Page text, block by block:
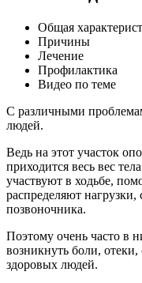
Общая
Причины
Лечение
Профилактика
Видео по теме
С различными
людей.
Ведь на этот участок
приходится весь вес
участвуют в ходьбе,
распределяют нагрузки,
позвоночника.
Поэтому очень часто в
возникнуть боли,
здоровых людей.